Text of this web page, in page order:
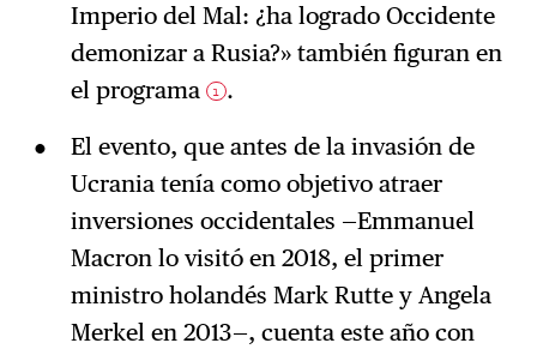
Imperio del Mal: ¿ha logrado Occidente
demonizar a Rusia?» también figuran en
el programa
1 .
El evento, que antes de la invasión de
Ucrania tenía como objetivo atraer
inversiones occidentales —Emmanuel
Macron lo visitó en 2018, el primer
ministro holandés Mark Rutte y Angela
Merkel en 2013—, cuenta este año con